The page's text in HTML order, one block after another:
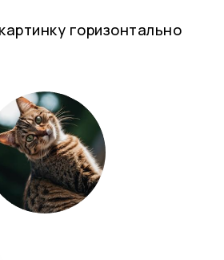
горизонтально